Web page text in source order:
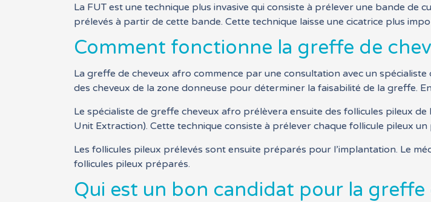
La FUT est une technique plus invasive qui consiste à prélever une bande de
prélevés à partir de cette bande. Cette technique laisse une cicatrice plus
Comment fonctionne la greffe de
La greffe de cheveux afro commence par une consultation avec un
des cheveux de la zone donneuse pour déterminer la faisabilité de la greffe.
Le spécialiste de greffe cheveux afro prélèvera ensuite des follicules pileux
Unit Extraction). Cette technique consiste à prélever chaque follicule pileux
Les follicules pileux prélevés sont ensuite préparés pour l’implantation. Le
follicules pileux préparés.
Qui est un bon candidat pour la greffe